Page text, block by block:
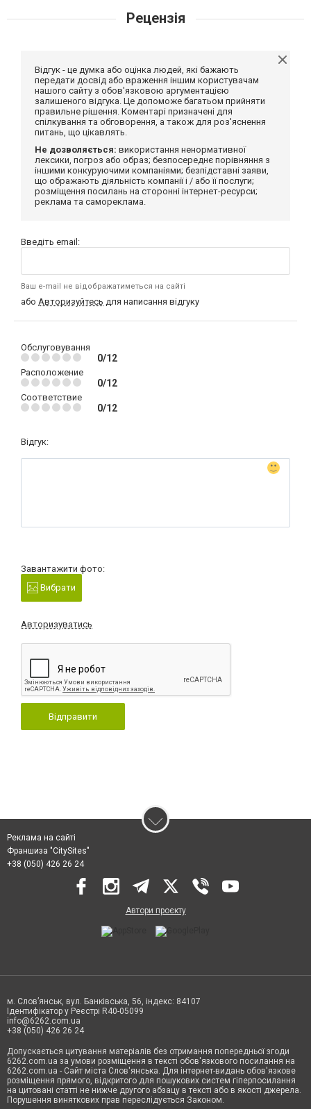
Рецензія
Відгук - це думка або оцінка людей, які бажають
передати досвід або враження іншим користувачам
нашого сайту з обов'язковою аргументацією
залишеного відгука. Це допоможе багатьом прийняти
правильне рішення. Коментарі призначені для
спілкування та обговорення, а також для роз'яснення
питань, що цікавлять.
Не дозволяється: використання ненормативної
лексики, погроз або образ; безпосереднє порівняння з
іншими конкуруючими компаніями; безпідставні заяви,
що ображають діяльність компанії і / або її послуги;
розміщення посилань на сторонні інтернет-ресурси;
реклама та самореклама.
Введіть email:
Ваш e-mail не відображатиметься на сайті
або Авторизуйтесь для написання відгуку
Обслуговування
0/12
Расположение
0/12
Соответствие
0/12
Відгук:
Завантажити фото:
Вибрати
Авторизуватись
Відправити
Реклама на сайті
Франшиза "CitySites"
+38 (050) 426 26 24
Автори проєкту
м. Слов’янськ, вул. Банківська, 56, індекс: 84107
Ідентифікатор у Реєстрі R40-05099
info@6262.com.ua
+38 (050) 426 26 24
Допускається цитування матеріалів без отримання попередньої згоди
6262.com.ua за умови розміщення в тексті обов'язкового посилання на
6262.com.ua - Сайт міста Слов'янська. Для інтернет-видань обов'язкове
розміщення прямого, відкритого для пошукових систем гіперпосилання
на цитовані статті не нижче другого абзацу в тексті або в якості джерела.
Порушення виняткових прав переслідується Законом.